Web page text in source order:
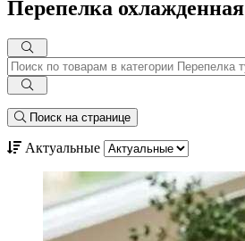
Перепелка охлажденная
Поиск на странице
Актуальные